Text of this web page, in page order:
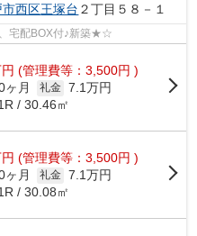
市西区王塚台 ２丁目５８－１
宅配BOX付♪新築★☆
円 (管理費等：3,500円 )
ヶ月 礼金 7.1万円
/ 30.46㎡
円 (管理費等：3,500円 )
ヶ月 礼金 7.1万円
/ 30.08㎡